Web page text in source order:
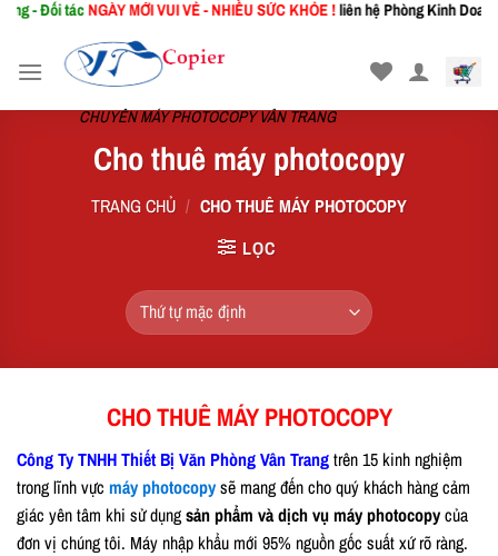
Skip
content
Đối tácNGÀY MỚIVUI VẺ - NHIỀU SỨC KHỎE !liên hệ Phòng Kinh Doanh:
CHUYÊN MÁY PHOTOCOPY VÂN TRANG
Cho thuê máy photocopy
TRANG CHỦ / CHO THUÊ MÁY PHOTOCOPY
LỌC
CHO THUÊ MÁY PHOTOCOPY
Công Ty TNHH Thiết Bị Văn Phòng Vân Trangtrên 15 kinh nghiệm
trong lĩnh vực máy photocopysẽ mang đến cho quý khách hàng cảm
giác yên tâm khi sử dụngsản phẩm và dịch vụ máy photocopycủa
đơn vị chúng tôi. Máy nhập khẩu mới 95% nguồn gốc suất xứ rõ ràng.